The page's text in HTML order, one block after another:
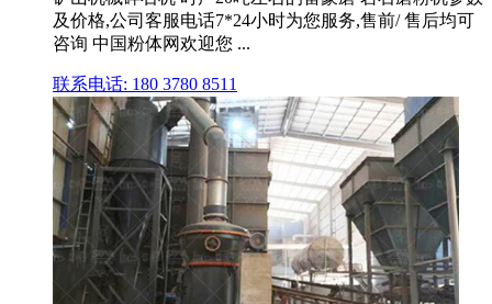
及价格,公司客服电话7*24小时为您服务,售前/ 售后均可
咨询 中国粉体网欢迎您 ...
联系电话: 180 3780 8511